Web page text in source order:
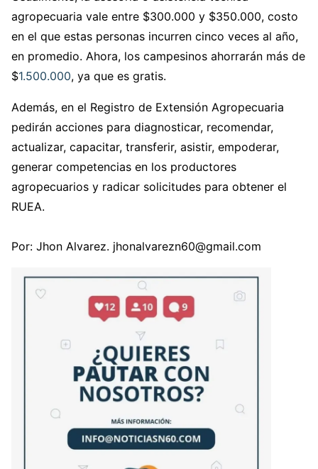
agropecuaria vale entre $300.000 y $350.000, costo
en el que estas personas incurren cinco veces al año,
en promedio. Ahora, los campesinos ahorrarán más de
$1.500.000, ya que es gratis.
Además, en el Registro de Extensión Agropecuaria
pedirán acciones para diagnosticar, recomendar,
actualizar, capacitar, transferir, asistir, empoderar,
generar competencias en los productores
agropecuarios y radicar solicitudes para obtener el
RUEA.
Por: Jhon Alvarez. jhonalvarezn60@gmail.com